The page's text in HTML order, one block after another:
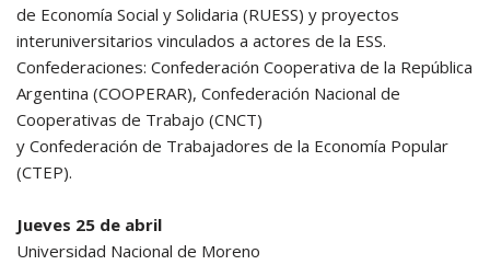
de Economía Social y Solidaria (RUESS) y proyectos
interuniversitarios vinculados a actores de la ESS.
Confederaciones: Confederación Cooperativa de la República
Argentina (COOPERAR), Confederación Nacional de
Cooperativas de Trabajo (CNCT)
y Confederación de Trabajadores de la Economía Popular
(CTEP).
Jueves 25 de abril
Universidad Nacional de Moreno